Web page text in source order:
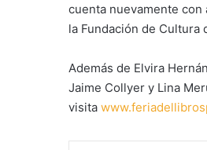
cuenta nuevamente con
la Fundación de Cultura
Además de Elvira
Jaime Collyer y Lina
visita